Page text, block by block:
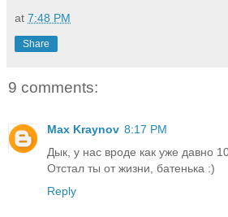
at 7:48 PM
Share
9 comments:
Max Kraynov 8:17 PM
Дык, у нас вроде как уже давно
Отстал ты от жизни, батенька :)
Reply